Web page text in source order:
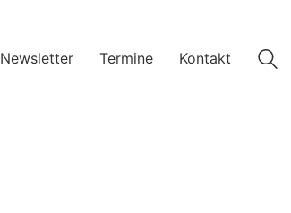
Newsletter Termine Kontakt